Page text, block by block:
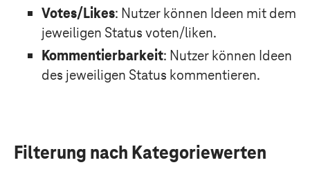
Votes/Likes: Nutzer können Ideen mit dem
jeweiligen Status voten/liken.
Kommentierbarkeit: Nutzer können Ideen
des jeweiligen Status kommentieren.
Filterung nach Kategoriewerten